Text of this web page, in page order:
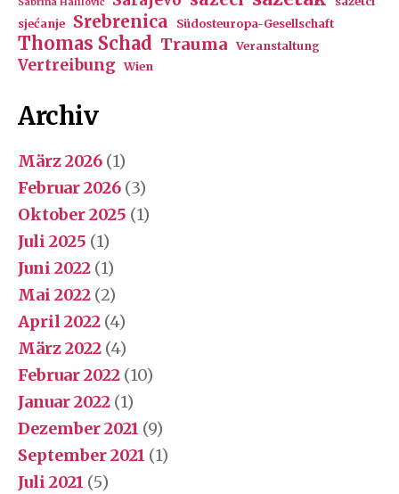
sjećanje
Srebrenica Südosteuropa-Gesellschaft
Thomas Schad Trauma Veranstaltung
Vertreibung Wien
Archiv
März 2026 (1)
Februar 2026 (3)
Oktober 2025 (1)
Juli 2025 (1)
Juni 2022 (1)
Mai 2022 (2)
April 2022 (4)
März 2022 (4)
Februar 2022 (10)
Januar 2022 (1)
Dezember 2021 (9)
September 2021 (1)
Juli 2021 (5)